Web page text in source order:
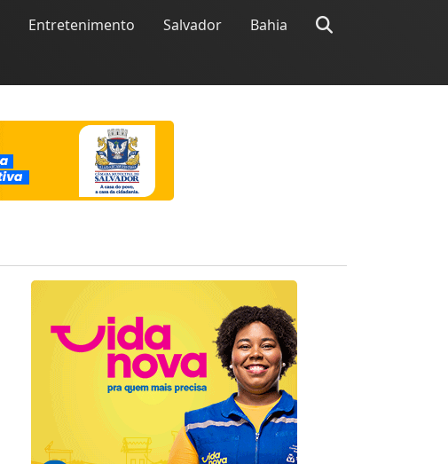
Entretenimento Salvador Bahia